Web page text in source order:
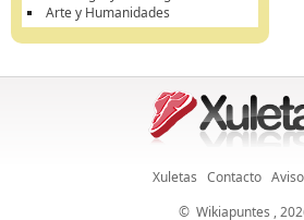
Arte y Humanidades
Xuletas Contacto
© Wikiapuntes ,